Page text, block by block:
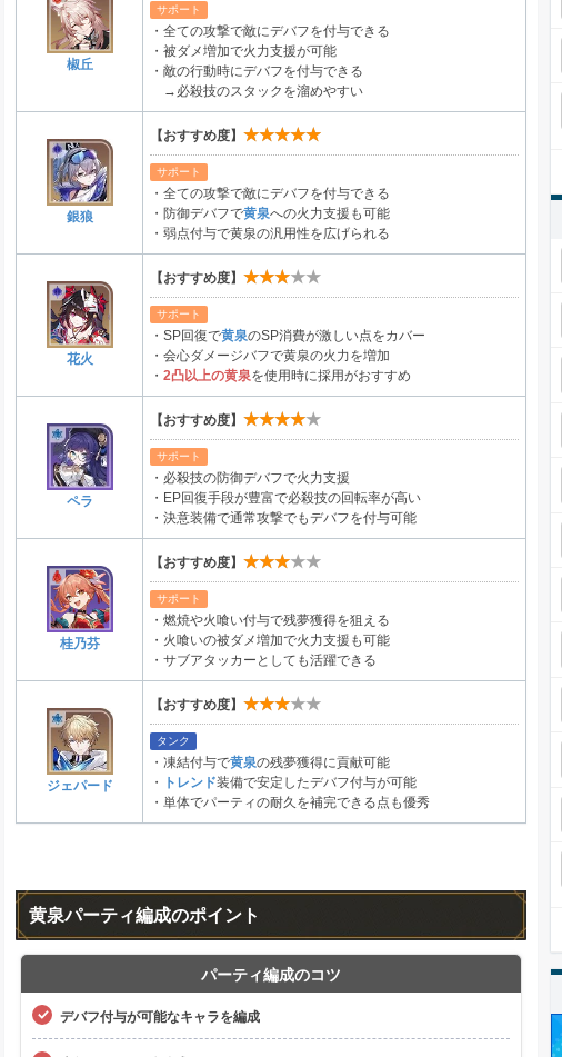
椒丘
サポート
・全ての攻撃で敵にデバフを付与できる
・被ダメ増加で火力支援が可能
・敵の行動時にデバフを付与できる
→必殺技のスタックを溜めやすい
銀狼
【おすすめ度】 ★★★★★
サポート
・全ての攻撃で敵にデバフを付与できる
・防御デバフで黄泉への火力支援も可能
・弱点付与で黄泉の汎用性を広げられる
花火
【おすすめ度】 ★★★★★
サポート
・SP回復で黄泉のSP消費が激しい点をカバー
・会心ダメージバフで黄泉の火力を増加
・ 2凸以上の黄泉を使用時に採用がおすすめ
ペラ
【おすすめ度】 ★★★★★
サポート
・必殺技の防御デバフで火力支援
・EP回復手段が豊富で必殺技の回転率が高い
・決意装備で通常攻撃でもデバフを付与可能
桂乃芬
【おすすめ度】 ★★★★★
サポート
・燃焼や火喰い付与で残夢獲得を狙える
・火喰いの被ダメ増加で火力支援も可能
・サブアタッカーとしても活躍できる
ジェパード
【おすすめ度】 ★★★★★
タンク
・凍結付与で黄泉の残夢獲得に貢献可能
・
トレンド装備で安定したデバフ付与が可能
・単体でパーティの耐久を補完できる点も優秀
黄泉パーティ編成のポイント
パーティ編成のコツ
デバフ付与が可能なキャラを編成